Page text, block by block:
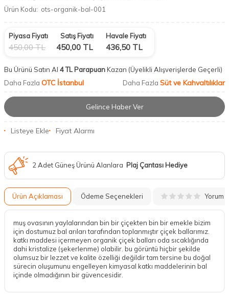
Ürün Kodu: ots-organik-bal-001
Piyasa Fiyatı
450,00TL
Satış Fiyatı
450,00 TL
Havale Fiyatı
436,50 TL
Bu Ürünü Satın Al 4 TL ParapuanKazan (Üyelikli Alışverişlerde Geçerli)
Daha Fazla OTC İstanbul Daha Fazla Süt ve Kahvaltılıklar
Gelince Haber Ver
Listeye Ekle Fiyat Alarmı
2 Adet Güneş Ürünü Alanlara Plaj Çantası Hediye
Ürün Açıklaması Ödeme Seçenekleri Yorum
muş ovasının yaylalarından bin bir çiçekten bin bir emekle bizim
için dostumuz bal arıları tarafından toplanmıştır çiçek ballarımız.
katkı maddesi içermeyen organik çiçek balları oda sıcaklığında
dahi kristalize (şekerlenme) olabilir. bu görüntü hiçbir şekilde
olumsuz bir lezzet ve kalite özelliği değildir tam tersine bu doğal
sürecin oluşumunu engelleyen kimyasal katkı maddelerinin bal
içinde olmadığının bir güvencesidir.